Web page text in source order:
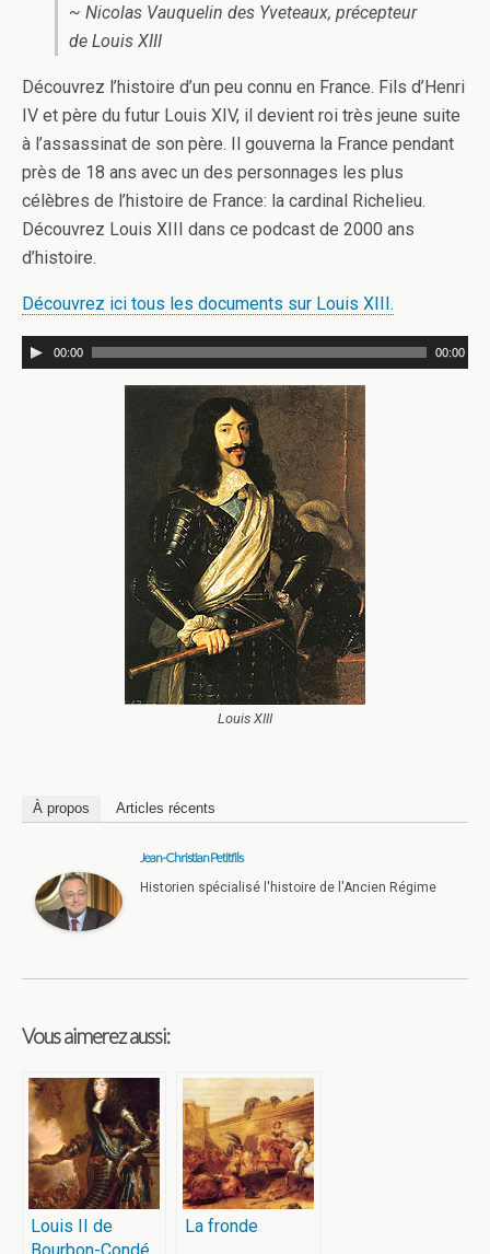
~ Nicolas Vauquelin des Yveteaux, précepteur
de Louis XIII
Découvrez l’histoire d’un peu connu en France. Fils d’Henri
IV et père du futur Louis XIV, il devient roi très jeune suite
à l’assassinat de son père. Il gouverna la France pendant
près de 18 ans avec un des personnages les plus
célèbres de l’histoire de France: la cardinal Richelieu.
Découvrez Louis XIII dans ce podcast de 2000 ans
d’histoire.
Découvrez ici tous les documents sur Louis XIII.
00:00 00:00
Louis XIII
À propos Articles récents
Jean-Christian Petitfils
Historien spécialisé l'histoire de l'Ancien Régime
Vous aimerez aussi:
Louis II de
La fronde